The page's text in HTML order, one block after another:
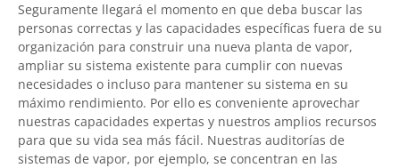
Seguramente llegará el momento en que deba buscar las
personas correctas y las capacidades específicas fuera de su
organización para construir una nueva planta de vapor,
ampliar su sistema existente para cumplir con nuevas
necesidades o incluso para mantener su sistema en su
máximo rendimiento. Por ello es conveniente aprovechar
nuestras capacidades expertas y nuestros amplios recursos
para que su vida sea más fácil. Nuestras auditorías de
sistemas de vapor, por ejemplo, se concentran en las